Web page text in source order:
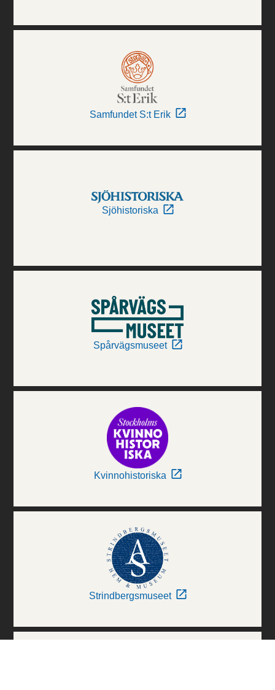
Samfundet S:t Erik
Sjöhistoriska
Spårvägsmuseet
Kvinnohistoriska
Strindbergsmuseet